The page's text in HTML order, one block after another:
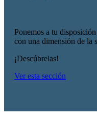
Ponemos a tu
con una dimensión de la
¡Descúbrelas!
Ver esta sección